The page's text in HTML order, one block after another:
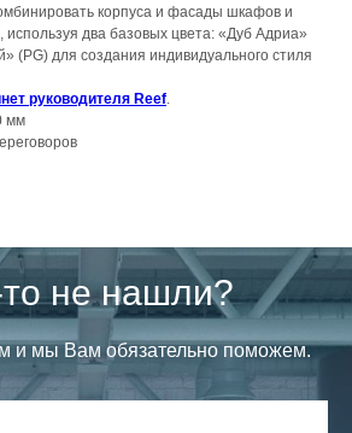
корпуса и фасады шкафов и
используя два базовых цвета: «Дуб Адриа»
(PG) для создания индивидуального стиля
руководителя Reef
мм
не нашли?
и мы Вам обязательно поможем.